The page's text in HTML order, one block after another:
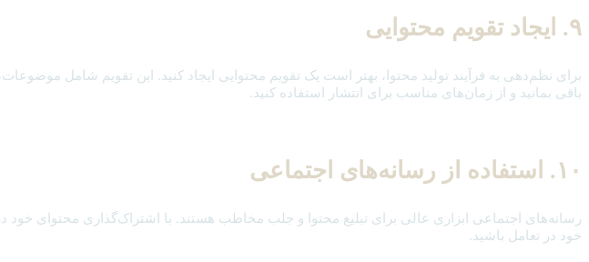
۹. ایجاد تقویم محتوایی
برای نظم‌دهی به فرآیند تولید محتوا، بهتر است یک تقویم محتوایی ایجاد کنید. این تقویم شامل
باقی بمانید و از زمان‌های مناسب برای انتشار استفاده کنید.
۱۰. استفاده از رسانه‌های اجتماعی
رسانه‌های اجتماعی ابزاری عالی برای تبلیغ محتوا و جلب مخاطب هستند. با اشتراک‌گذاری محتوای خود در
خود در تعامل باشید.